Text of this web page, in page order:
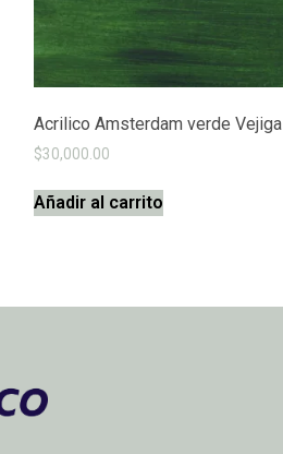
Acrilico Amsterdam verde Vejiga
$30,000.00
Añadir al carrito